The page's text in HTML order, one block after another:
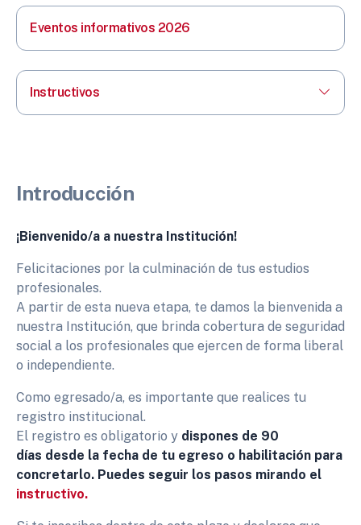
Eventos informativos 2026
Instructivos
Introducción
¡Bienvenido/a a nuestra Institución!
Felicitaciones por la culminación de tus estudios
profesionales.
A partir de esta nueva etapa, te damos la bienvenida a
nuestra Institución, que brinda cobertura de seguridad
social a los profesionales que ejercen de forma liberal
o independiente.
Como egresado/a, es importante que realices tu
registro institucional.
El registro es obligatorio y dispones de 90
días desde la fecha de tu egreso o habilitación para
concretarlo. Puedes seguir los pasos mirando el
instructivo.